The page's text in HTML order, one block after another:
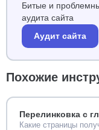
Инструмент
внутренние и
nofollow. Для
перелинковки
картой сайта:
ключевые
Битые и
аудита сайта
Аудит сайта
Похожие
Перелинковка с
Какие страницы